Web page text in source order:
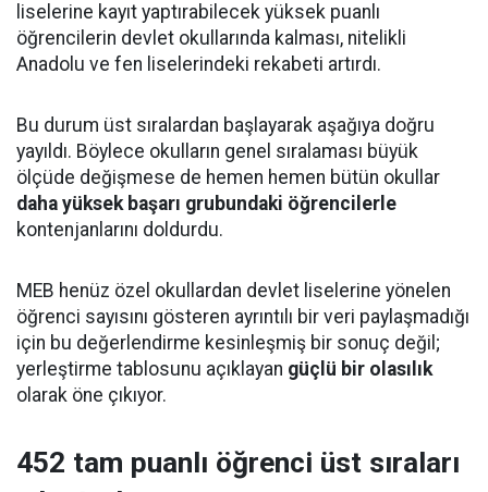
liselerine kayıt yaptırabilecek yüksek puanlı
öğrencilerin devlet okullarında kalması, nitelikli
Anadolu ve fen liselerindeki rekabeti artırdı.
Bu durum üst sıralardan başlayarak aşağıya doğru
yayıldı. Böylece okulların genel sıralaması büyük
ölçüde değişmese de hemen hemen bütün okullar
daha yüksek başarı grubundaki öğrencilerle
kontenjanlarını doldurdu.
MEB henüz özel okullardan devlet liselerine yönelen
öğrenci sayısını gösteren ayrıntılı bir veri paylaşmadığı
için bu değerlendirme kesinleşmiş bir sonuç değil;
yerleştirme tablosunu açıklayan güçlü bir olasılık
olarak öne çıkıyor.
452 tam puanlı öğrenci üst sıraları